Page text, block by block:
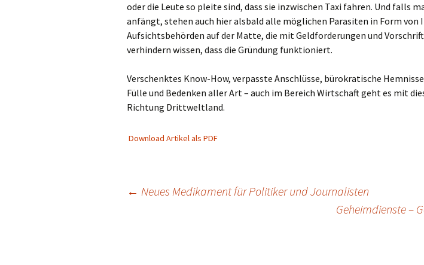
oder die Leute so pleite sind, dass sie inzwischen Taxi fahren. Und falls
anfängt, stehen auch hier alsbald alle möglichen Parasiten in Form von
Aufsichtsbehörden auf der Matte, die mit Geldforderungen und
verhindern wissen, dass die Gründung funktioniert.
Verschenktes Know-How, verpasste Anschlüsse, bürokratische
Fülle und Bedenken aller Art – auch im Bereich Wirtschaft geht es mit
Richtung Drittweltland.
Download Artikel als PDF
Beitragsnavigation
← Neues Medikament für Politiker und Journalisten
Geheimdienste –